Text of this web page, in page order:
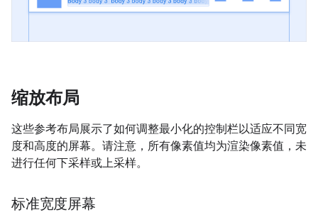
缩放布局
这些参考布局展示了如何调整最小化的控制栏以适应不同宽
度和高度的屏幕。请注意，所有像素值均为渲染像素值，未
进行任何下采样或上采样。
标准宽度屏幕